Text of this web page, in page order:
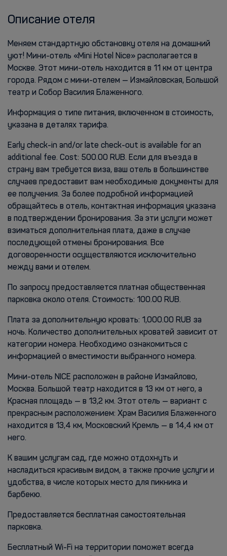
Описание отеля
Меняем стандартную обстановку отеля на домашний
уют! Мини-отель «Mini Hotel Nice» располагается в
Москве. Этот мини-отель находится в 11 км от центра
города. Рядом с мини-отелем — Измайловская, Большой
театр и Собор Василия Блаженного.
Информация о типе питания, включенном в стоимость,
указана в деталях тарифа.
Early check-in and/or late check-out is available for an
additional fee. Cost: 500.00 RUB. Если для въезда в
страну вам требуется виза, ваш отель в большинстве
случаев предоставит вам необходимые документы для
ее получения. За более подробной информацией
обращайтесь в отель, контактная информация указана
в подтверждении бронирования. За эти услуги может
взиматься дополнительная плата, даже в случае
последующей отмены бронирования. Все
договоренности осуществляются исключительно
между вами и отелем.
По запросу предоставляется платная общественная
парковка около отеля. Стоимость: 100.00 RUB.
Плата за дополнительную кровать: 1,000.00 RUB за
ночь. Количество дополнительных кроватей зависит от
категории номера. Необходимо ознакомиться с
информацией о вместимости выбранного номера.
Мини-отель NICE расположен в районе Измайлово,
Москва. Большой театр находится в 13 км от него, а
Красная площадь — в 13,2 км. Этот отель — вариант с
прекрасным расположением: Храм Василия Блаженного
находится в 13,4 км, Московский Кремль — в 14,4 км от
него.
К вашим услугам сад, где можно отдохнуть и
насладиться красивым видом, а также прочие услуги и
удобства, в числе которых место для пикника и
барбекю.
Предоставляется бесплатная самостоятельная
парковка.
Бесплатный Wi-Fi на территории поможет всегда